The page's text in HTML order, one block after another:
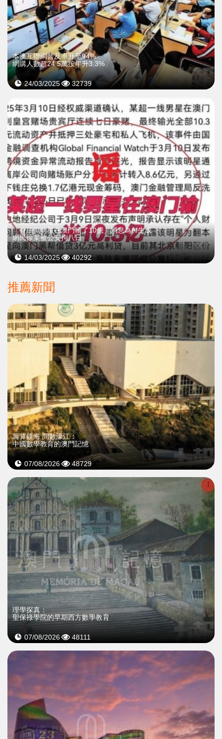
本澳互聯網普及率升至94%
網購人數超24.5萬按年升3.3%
24/03/2025 32739
「有頂流明星在澳門輸了10億」消息為AI生成
網民徐某被公安拘八日
14/03/2025 40292
推薦新聞
籌算鏡海 問數濠江：
中國數學教育的澳門記憶
07/08/2026 48729
理學探真：
聖保祿學院的早期西方數學教育
07/08/2026 48111